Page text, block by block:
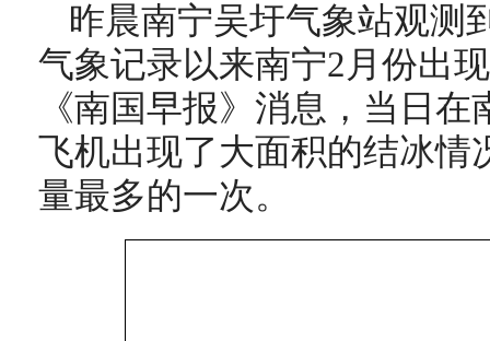
昨晨南宁吴圩气象站观测
气象记录以来南宁2月份出
《南国早报》消息，当日
飞机出现了大面积的结冰情
量最多的一次。